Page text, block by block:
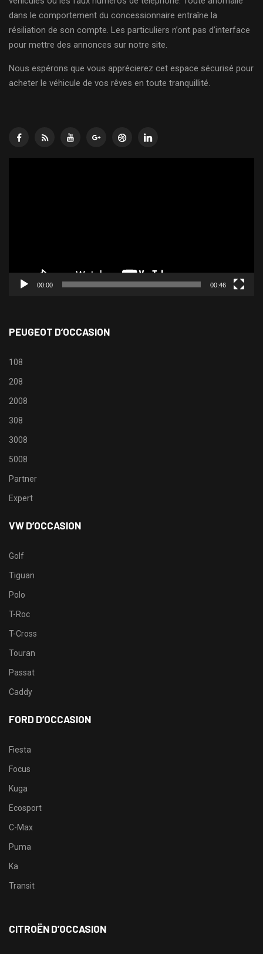
dans le comportement du concessionnaire entraîne la
résiliation de son compte. Les particuliers n’ont pas d’interface
pour mettre des annonces sur notre site.
Nous espérons que vous apprécierez cet espace sécurisé pour
acheter le véhicule de vos rêves en toute tranquillité.
00:00 00:46
PEUGEOT D’OCCASION
108
208
2008
308
3008
5008
Partner
Expert
VW D’OCCASION
Golf
Tiguan
Polo
T-Roc
T-Cross
Touran
Passat
Caddy
FORD D’OCCASION
Fiesta
Focus
Kuga
Ecosport
C-Max
Puma
Ka
Transit
CITROËN D’OCCASION